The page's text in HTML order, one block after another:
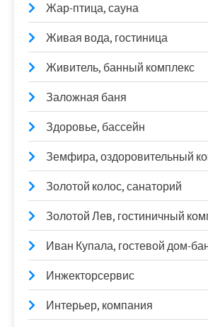
Жар-птица, сауна
Живая вода, гостиница
Живитель, банный комплекс
Заложная баня
Здоровье, бассейн
Земфира, оздоровительный
Золотой колос, санаторий
Золотой Лев, гостиничный
Иван Купала, гостевой дом-
Инжекторсервис
Интерьер, компания